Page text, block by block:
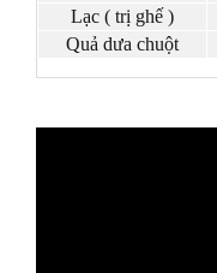
Lạc ( trị ghế )
Quả dưa chuột